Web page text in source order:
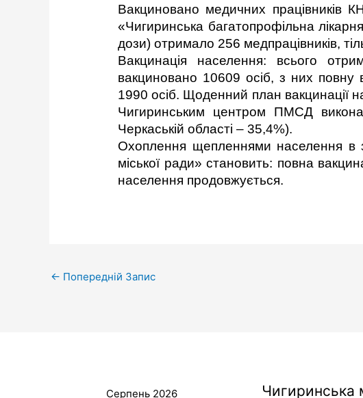
Вакциновано медичних працівників
«Чигиринська багатопрофільна
дози) отримало 256 медпрацівників,
Вакцинація населення: всього
вакциновано 10609 осіб, з них
1990 осіб. Щоденний план вакцинації
Чигиринським центром ПМСД
Черкаській області – 35,4%).
Охоплення щепленнями населення в
міської ради» становить: повна
населення продовжується.
← Попередній Запис
Серпень 2026 Чигиринська